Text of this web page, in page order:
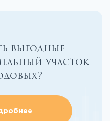
выгодные
участок